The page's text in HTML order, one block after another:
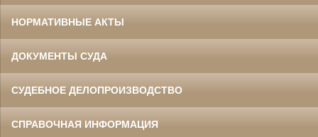
НОРМАТИВНЫЕ АКТЫ
ДОКУМЕНТЫ СУДА
СУДЕБНОЕ ДЕЛОПРОИЗВОДСТВО
СПРАВОЧНАЯ ИНФОРМАЦИЯ